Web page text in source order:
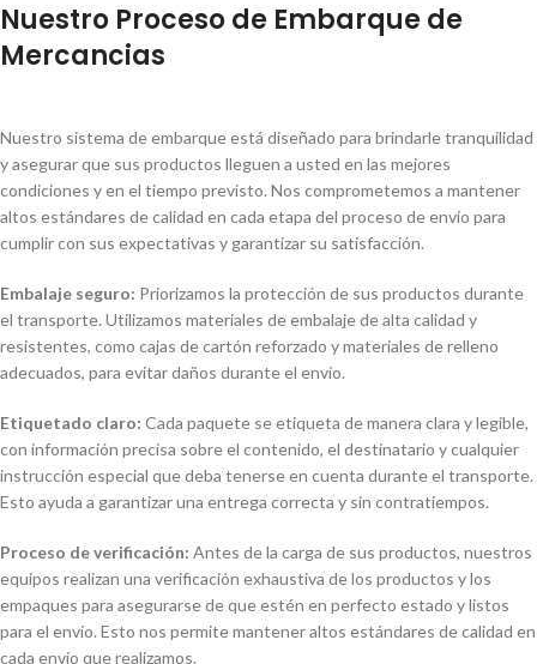
Nuestro Proceso de Embarque de
Mercancias
Nuestro sistema de embarque está diseñado para brindarle tranquilidad
y asegurar que sus productos lleguen a usted en las mejores
condiciones y en el tiempo previsto. Nos comprometemos a mantener
altos estándares de calidad en cada etapa del proceso de envío para
cumplir con sus expectativas y garantizar su satisfacción.
Embalaje seguro: Priorizamos la protección de sus productos durante
el transporte. Utilizamos materiales de embalaje de alta calidad y
resistentes, como cajas de cartón reforzado y materiales de relleno
adecuados, para evitar daños durante el envío.
Etiquetado claro: Cada paquete se etiqueta de manera clara y legible,
con información precisa sobre el contenido, el destinatario y cualquier
instrucción especial que deba tenerse en cuenta durante el transporte.
Esto ayuda a garantizar una entrega correcta y sin contratiempos.
Proceso de verificación: Antes de la carga de sus productos, nuestros
equipos realizan una verificación exhaustiva de los productos y los
empaques para asegurarse de que estén en perfecto estado y listos
para el envío. Esto nos permite mantener altos estándares de calidad en
cada envío que realizamos.